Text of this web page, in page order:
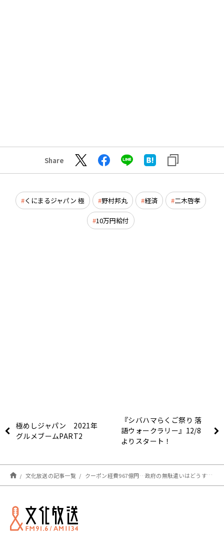
Share
くにまるジャパン 極 野村邦丸 経済 二木啓孝
10万円給付
極めしジャパン 2021年
グルメブームPART2
『シバハマらくご祭り 落
語ウォークラリー』12/8
よりスタート！
文化放送の記事一覧 クーポン経費967億円…政府の無駄遣いはどうすればなくせる？二木啓孝が解説～12月8日「くにまるジャパン極」